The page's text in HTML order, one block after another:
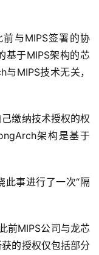
与MIPS签署的协
基于MIPS架构的芯
MIPS技术无关，
缴纳技术授权的权
架构是基于
此事进行了一次“隔
前MIPS公司与龙芯
的授权仅包括部分